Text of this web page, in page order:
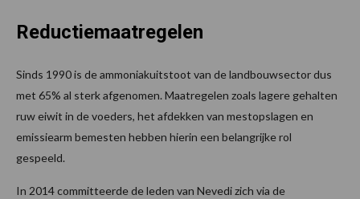
Reductiemaatregelen
Sinds 1990 is de ammoniakuitstoot van de landbouwsector dus
met 65% al sterk afgenomen. Maatregelen zoals lagere gehalten
ruw eiwit in de voeders, het afdekken van mestopslagen en
emissiearm bemesten hebben hierin een belangrijke rol
gespeeld.
In 2014 committeerde de leden van Nevedi zich via de